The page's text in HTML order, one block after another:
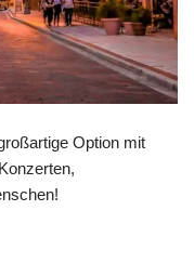
Option mit